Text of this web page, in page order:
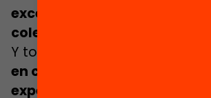
excelencia del trabajo con
colectivos con mayores
Y todo ello,
es necesario
en cuenta el conocimiento y
experiencia
de la que ya